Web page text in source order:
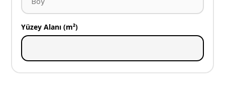
Yüzey Alanı (m²)